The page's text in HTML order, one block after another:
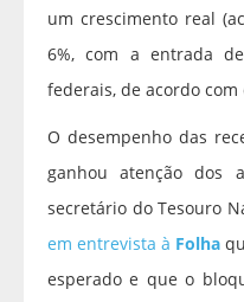
um crescimento real
6%, com a entrada
federais, de acordo
O desempenho das
ganhou atenção dos
secretário do Tesouro
em entrevista à Folha
esperado e que o